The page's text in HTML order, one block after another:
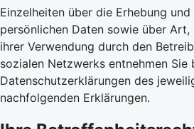
Einzelheiten über die Erhebung
persönlichen Daten sowie über
ihrer Verwendung durch den
sozialen Netzwerks entnehmen Sie
Datenschutzerklärungen des
nachfolgenden Erklärungen.